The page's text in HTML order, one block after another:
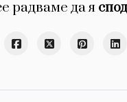
радваме да я